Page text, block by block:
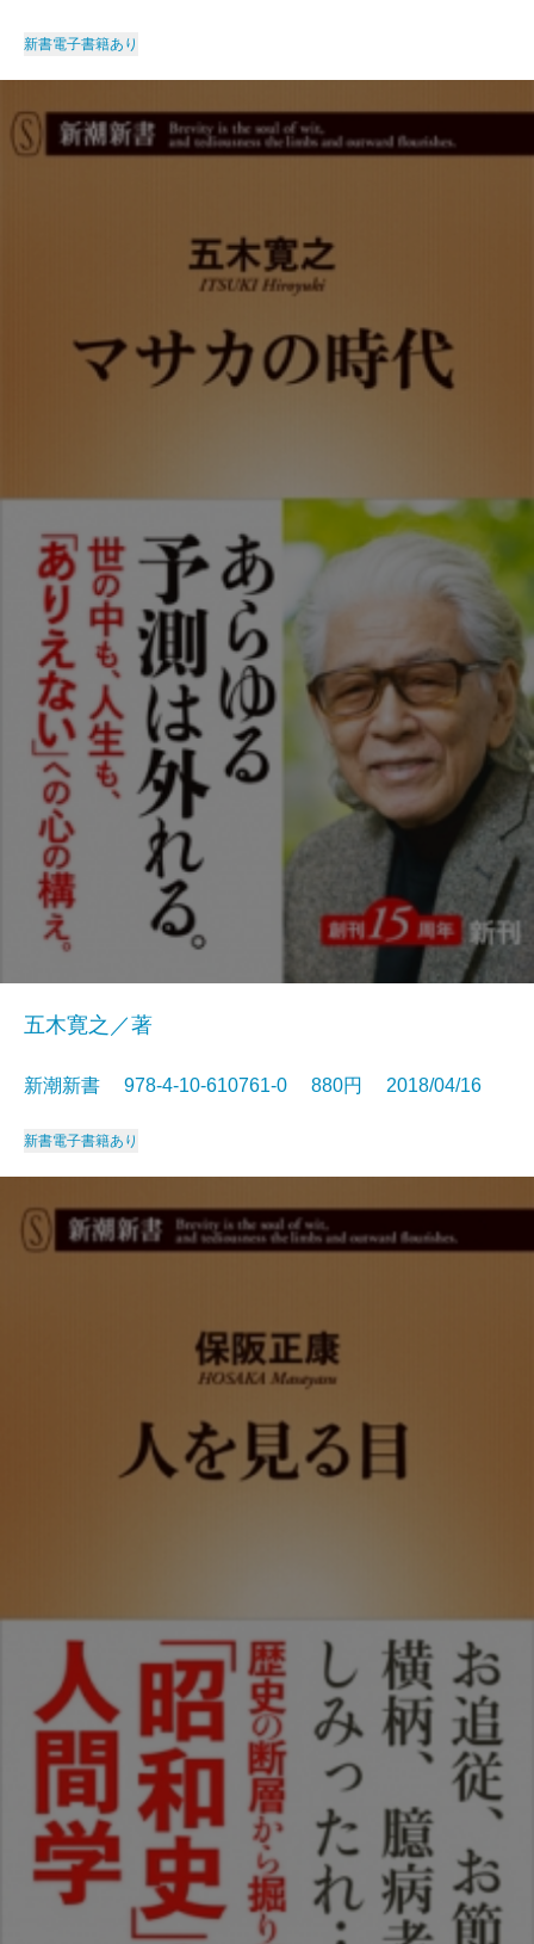
新書電子書籍あり
五木寛之／著
新潮新書 978-4-10-610761-0 880円 2018/04/16
新書電子書籍あり